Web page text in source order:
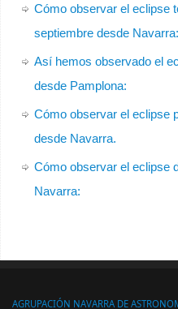
Cómo observar el eclipse
septiembre desde Navarra:
Así hemos observado el
desde Pamplona:
Cómo observar el eclipse
desde Navarra.
Cómo observar el eclipse
Navarra:
AGRUPACIÓN NAVARRA DE